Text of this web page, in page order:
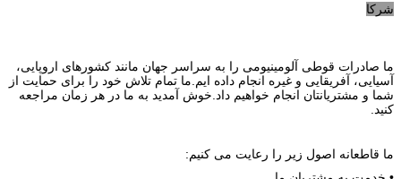
شرکا
ما صادرات قوطی آلومینیومی را به سراسر جهان مانند کشورهای اروپایی،
آسیایی، آفریقایی و غیره انجام داده ایم.ما تمام تلاش خود را برای حمایت از
شما و مشتریانتان انجام خواهیم داد.خوش آمدید به ما در هر زمان مراجعه
کنید.
ما قاطعانه اصول زیر را رعایت می کنیم: